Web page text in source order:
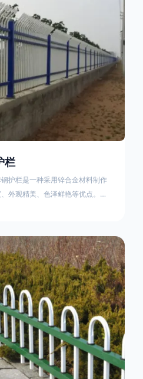
栏
护栏是一种采用锌合金材料制作
外观精美、色泽鲜艳等优点。该
护栏被人轻易拆卸；适合于大批
合。单向折弯锌钢护栏可以用于
等场所。该产品具有高强度、高